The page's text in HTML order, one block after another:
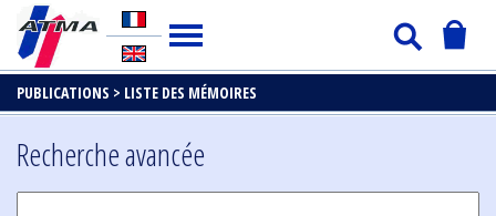
PUBLICATIONS > LISTE DES MÉMOIRES
Recherche avancée